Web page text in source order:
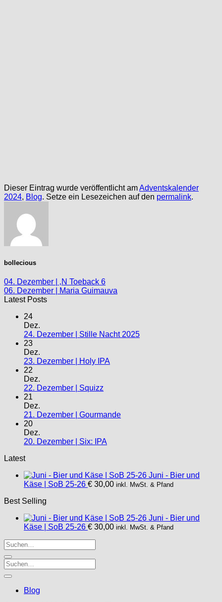
Dieser Eintrag wurde veröffentlicht amAdventskalender
2024, Blog. Setze ein Lesezeichen auf den permalink.
bollecious
04. Dezember | ‚N Toeback 6
06. Dezember | Maria Guimauva
Latest Posts
24
Dez.
24. Dezember | Stille Nacht 2025
23
Dez.
23. Dezember | Holy IPA
22
Dez.
22. Dezember | Squizz
21
Dez.
21. Dezember | Gourmande
20
Dez.
20. Dezember | Six: IPA
Latest
Juni - Bier und
Käse | SoB 25-26 € 30,00 inkl. MwSt. & Pfand
Best Selling
Juni - Bier und
Käse | SoB 25-26 € 30,00 inkl. MwSt. & Pfand
Blog